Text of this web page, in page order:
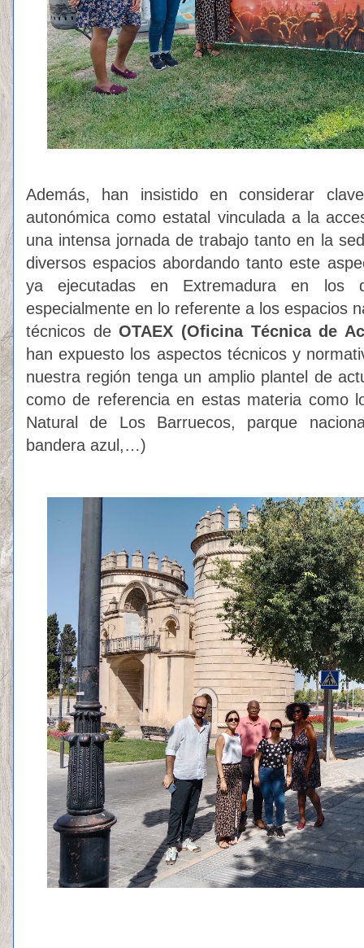
Además, han insistido en considerar
autonómica como estatal vinculada a la
una intensa jornada de trabajo tanto en la
diversos espacios abordando tanto este
ya ejecutadas en Extremadura en los
especialmente en lo referente a los espacios
técnicos deOTAEX (Oficina Técnica de
han expuesto los aspectos técnicos y
nuestra región tenga un amplio plantel de
como de referencia en estas materia como
Natural de Los Barruecos, parque
bandera azul,…)